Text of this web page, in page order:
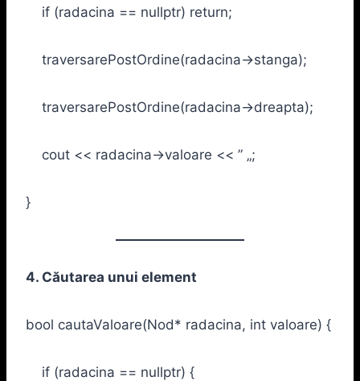
if (radacina == nullptr) return;
traversarePostOrdine(radacina->stanga);
traversarePostOrdine(radacina->dreapta);
cout << radacina->valoare << ” „;
}
4. Căutarea unui element
bool cautaValoare(Nod* radacina, int valoare) {
if (radacina == nullptr) {